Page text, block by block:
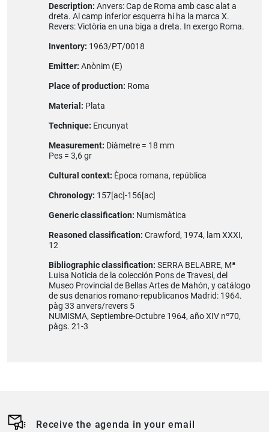
Description: Anvers: Cap de Roma amb casc alat a
dreta. Al camp inferior esquerra hi ha la marca X.
Revers: Victòria en una biga a dreta. In exergo Roma.
Inventory: 1963/PT/0018
Emitter: Anònim (E)
Place of production: Roma
Material: Plata
Technique: Encunyat
Measurement: Diàmetre = 18 mm
Pes = 3,6 gr
Cultural context: Època romana, república
Chronology: 157[ac]-156[ac]
Generic classification: Numismàtica
Reasoned classification: Crawford, 1974, lam XXXI,
12
Bibliographic classification: SERRA BELABRE, Mª
Luisa Noticia de la colección Pons de Travesi, del
Museo Provincial de Bellas Artes de Mahón, y catálogo
de sus denarios romano-republicanos Madrid: 1964.
pàg 33 anvers/revers 5
NUMISMA, Septiembre-Octubre 1964, año XIV nº70,
pàgs. 21-3
Receive the agenda in your email